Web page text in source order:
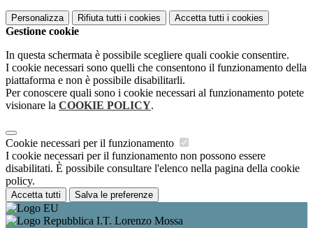
Personalizza Rifiuta tutti i cookies Accetta tutti i cookies
Gestione cookie
In questa schermata è possibile scegliere quali cookie consentire.
I cookie necessari sono quelli che consentono il funzionamento della
piattaforma e non è possibile disabilitarli.
Per conoscere quali sono i cookie necessari al funzionamento potete
visionare la COOKIE POLICY.
Cookie necessari per il funzionamento
I cookie necessari per il funzionamento non possono essere
disabilitati. È possibile consultare l'elenco nella pagina della cookie
policy.
Accetta tutti Salva le preferenze
I.T. Lorenzo Mossa